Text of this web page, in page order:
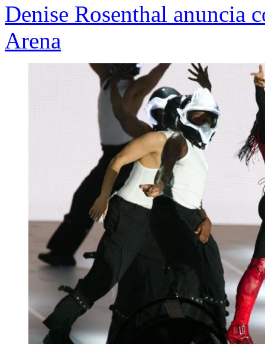
Denise Rosenthal anuncia
Arena